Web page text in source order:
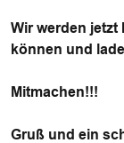
Wir werden jetzt
können und
Mitmachen!!!
Gruß und ein